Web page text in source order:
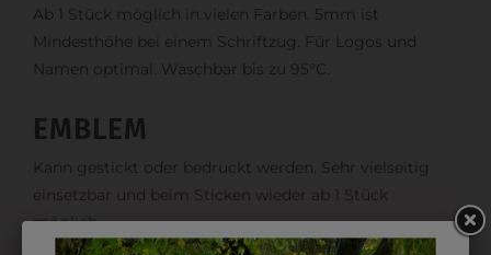
Ab 1 Stück möglich in vielen Farben. 5mm ist
Mindesthöhe bei einem Schriftzug. Für Logos und
Namen optimal. Waschbar bis zu 95°C.
EMBLEM
Kann gestickt oder bedruckt werden. Sehr vielseitig
einsetzbar und beim Sticken wieder ab 1 Stück
möglich.